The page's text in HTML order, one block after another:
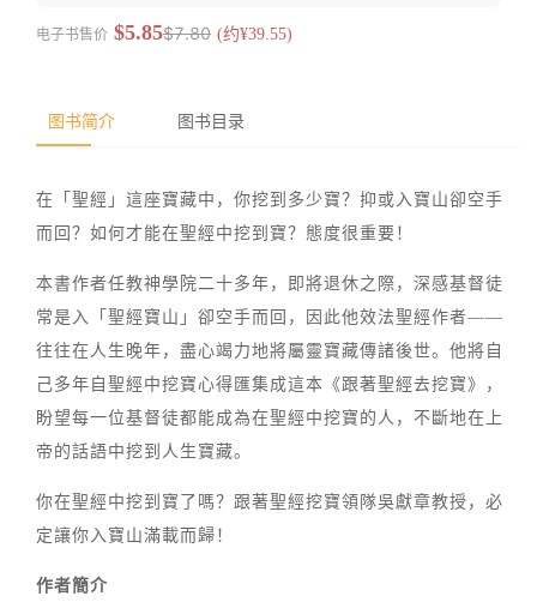
电子书售价 $5.85$7.80 (约¥39.55)
图书简介 图书目录
在「聖經」這座寶藏中，你挖到多少寶？抑或入寶山卻空手
而回？如何才能在聖經中挖到寶？態度很重要！
本書作者任教神學院二十多年，即將退休之際，深感基督徒
常是入「聖經寶山」卻空手而回，因此他效法聖經作者——
往往在人生晚年，盡心竭力地將屬靈寶藏傳諸後世。他將自
己多年自聖經中挖寶心得匯集成這本《跟著聖經去挖寶》，
盼望每一位基督徒都能成為在聖經中挖寶的人，不斷地在上
帝的話語中挖到人生寶藏。
你在聖經中挖到寶了嗎？跟著聖經挖寶領隊吳獻章教授，必
定讓你入寶山滿載而歸！
作者簡介